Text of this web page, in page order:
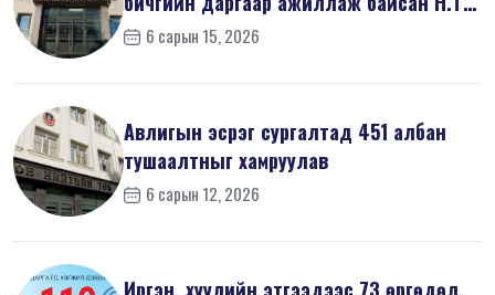
на...6 сарын 15, 2026
Авлигын эсрэг сургалтад 451 албан
тушаалтныг хамруулав
6 сарын 12, 2026
Иргэн, хуулийн этгээдээс 73 өргөдөл,